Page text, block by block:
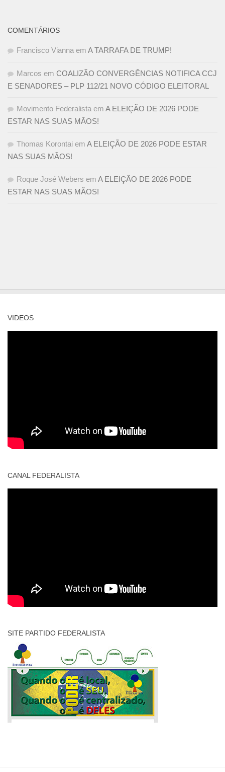
COMENTÁRIOS
Francisco Vianna em A TARRAFA DE TRUMP!
Marcos em COALIZÃO CONVERGÊNCIAS NOTIFICA CCJ
E SENADORES – PLP 112/21 NOVO CÓDIGO ELEITORAL
Movimento Federalista em A ELEIÇÃO DE 2026 PODE
ESTAR NAS SUAS MÃOS!
Thomas Korontai em A ELEIÇÃO DE 2026 PODE ESTAR
NAS SUAS MÃOS!
Roque José Webers em A ELEIÇÃO DE 2026 PODE
ESTAR NAS SUAS MÃOS!
VIDEOS
CANAL FEDERALISTA
SITE PARTIDO FEDERALISTA